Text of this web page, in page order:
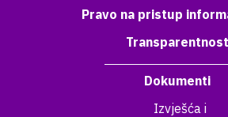
Pravo na pristup
Transparentnost
Dokumenti
Izvješća i